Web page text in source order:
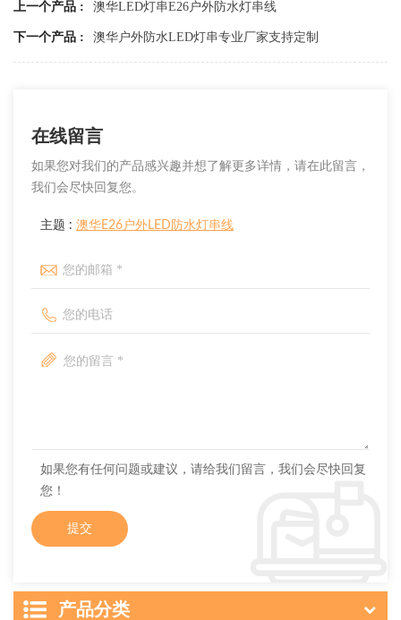
上一个产品 : 澳华LED灯串E26户外防水灯串线
下一个产品 : 澳华户外防水LED灯串专业厂家支持定制
在线留言
如果您对我们的产品感兴趣并想了解更多详情，请在此留言，
我们会尽快回复您。
主题 : 澳华E26户外LED防水灯串线
如果您有任何问题或建议，请给我们留言，我们会尽快回复
您！
产品分类